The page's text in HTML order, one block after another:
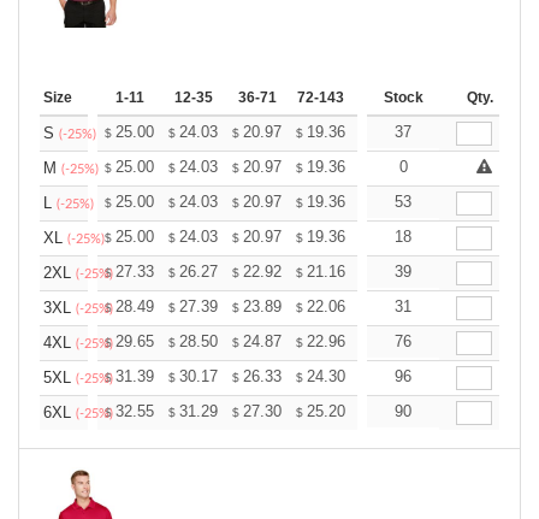
Size 1-11 12-35 36-71 72-143 144-287 288 + More
Stock Qty.
S (-25%) $ 25.00 $ 24.03 $ 20.97 $ 19.36 18.39
37
M (-25%) $ 25.00 $ 24.03 $ 20.97 $ 19.36 18.39
0
L (-25%) $ 25.00 $ 24.03 $ 20.97 $ 19.36 18.39
53
XL (-25%)$ 25.00 $ 24.03 $ 20.97 $ 19.36 18.39
18
2XL (-25%)
$27.33 $ 26.27 $ 22.92 $ 21.16 20.10
39
3XL (-25%)
$28.49 $ 27.39 $ 23.89 $ 22.06 20.95
31
4XL (-25%)
$29.65 $ 28.50 $ 24.87 $ 22.96 21.81
76
5XL (-25%)
$31.39 $ 30.17 $ 26.33 $ 24.30 23.08
96
6XL (-25%)
$32.55 $ 31.29 $ 27.30 $ 25.20 23.94
90